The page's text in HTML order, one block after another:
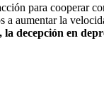
para cooperar
aumentar la
la decepción en